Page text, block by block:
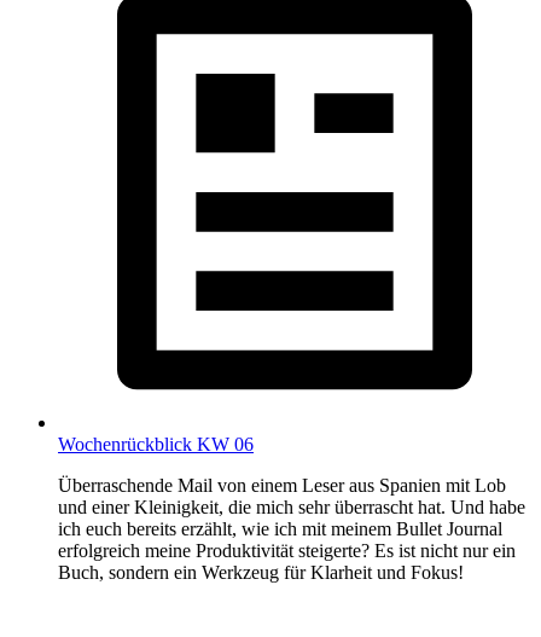
Wochenrückblick KW 06
Überraschende Mail von einem Leser aus Spanien mit Lob
und einer Kleinigkeit, die mich sehr überrascht hat. Und habe
ich euch bereits erzählt, wie ich mit meinem Bullet Journal
erfolgreich meine Produktivität steigerte? Es ist nicht nur ein
Buch, sondern ein Werkzeug für Klarheit und Fokus!